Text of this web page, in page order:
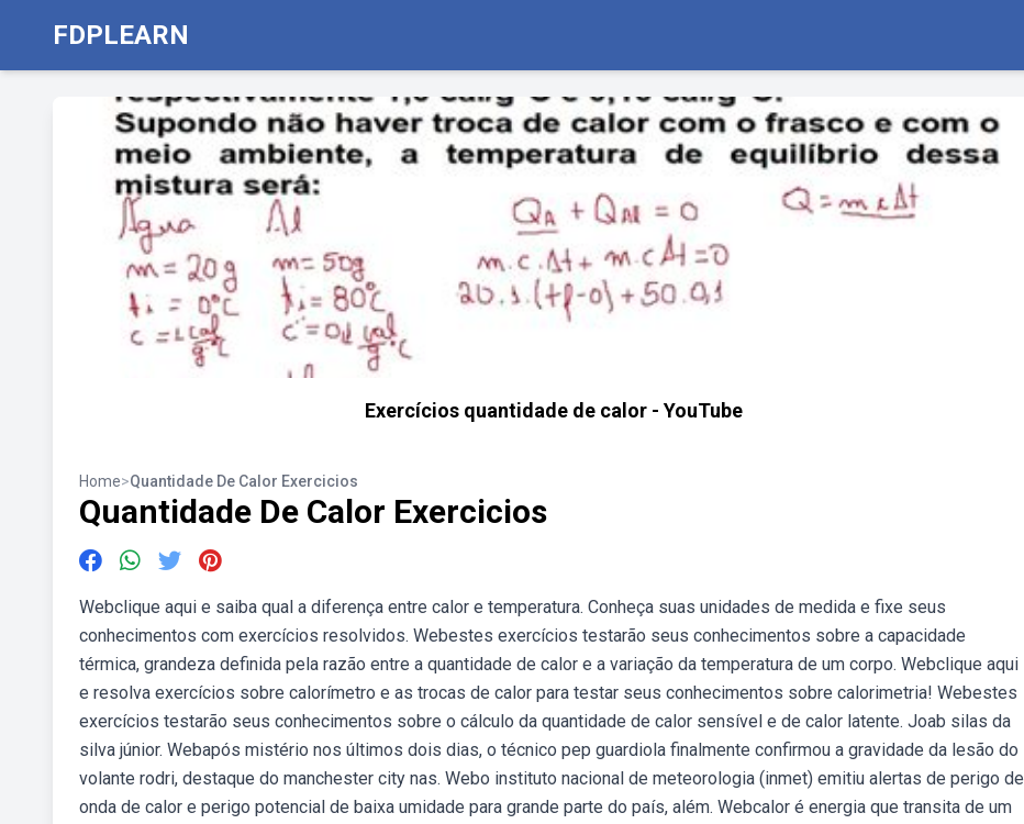
FDPLEARN
Exercícios quantidade de calor - YouTube
Home>Quantidade De Calor Exercicios
Quantidade De Calor Exercicios
Webclique aqui e saiba qual a diferença entre calor e temperatura. Conheça suas unidades de medida e fixe seus
conhecimentos com exercícios resolvidos. Webestes exercícios testarão seus conhecimentos sobre a capacidade
térmica, grandeza definida pela razão entre a quantidade de calor e a variação da temperatura de um corpo. Webclique aqui
e resolva exercícios sobre calorímetro e as trocas de calor para testar seus conhecimentos sobre calorimetria! Webestes
exercícios testarão seus conhecimentos sobre o cálculo da quantidade de calor sensível e de calor latente. Joab silas da
silva júnior. Webapós mistério nos últimos dois dias, o técnico pep guardiola finalmente confirmou a gravidade da lesão do
volante rodri, destaque do manchester city nas. Webo instituto nacional de meteorologia (inmet) emitiu alertas de perigo de
onda de calor e perigo potencial de baixa umidade para grande parte do país, além. Webcalor é energia que transita de um